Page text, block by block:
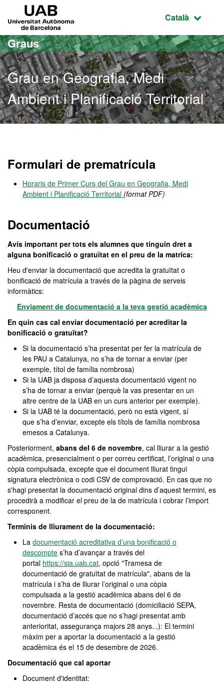
Ves al contingut principal
Ves a la navegació de la pàgina
Idioma
Català
Graus
Grau en Geografia, Medi
Ambient i Planificació Territorial
Formulari de prematrícula
Horaris de Primer Curs del Grau en Geografia, Medi
Ambient i Planificació Territorial (format PDF)
Documentació
Avís important per tots els alumnes que tinguin dret a
alguna bonificació o gratuïtat en el preu de la matríca:
Heu d'enviar la documentació que acredita la gratuïtat o
bonificació de matrícula a través de la pàgina de serveis
informàtics:
Enviament de documentació a la teva gestió acadèmica
En quin cas cal enviar documentació per acreditar la
bonificació o gratuïtat?
Si la documentació s’ha presentat per fer la matrícula de
les PAU a Catalunya, no s’ha de tornar a enviar (per
exemple, títol de família nombrosa)
Si la UAB ja disposa d’aquesta documentació vigent no
s’ha de tornar a enviar (perquè la vas presentar en un
altre centre de la UAB en un curs anterior per exemple).
Si la UAB té la documentació, però no està vigent, sí
que s’ha d’enviar, excepte els títols de família nombrosa
emesos a Catalunya.
Posteriorment, abans del 6 de novembre, cal lliurar a la gestió
acadèmica, presencialment o per correu certificat, l’original o una
còpia compulsada, excepte que el document lliurat tingui
signatura electrònica o codi CSV de comprovació. En cas que no
s'hagi presentat la documentació original dins d’aquest termini, es
procedirà a modificar el preu de la de matrícula i cobrar l’import
corresponent.
Terminis de lliurament de la documentació:
La documentació acreditativa d’una bonificació o
descompte s’ha d’avançar a través del
portal https://sia.uab.cat, opció "Tramesa de
documentació de gratuïtat de matrícula", abans de la
matrícula i s’ha de lliurar l’original o una còpia
compulsada a la gestió acadèmica abans del 6 de
novembre. Resta de documentació (domiciliació SEPA,
documentació d’accés que no s’hagi presentat amb
anterioritat, assegurança majors 28 anys...): El termini
màxim per a aportar la documentació a la gestió
acadèmica és el 15 de desembre de 2026.
Documentació que cal aportar
Document d'identitat: